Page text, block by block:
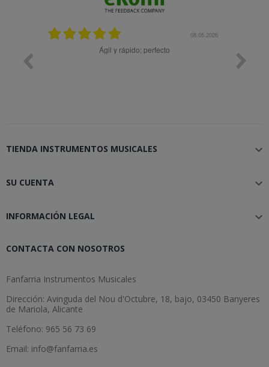
08.05.2026
Muy bien
TIENDA INSTRUMENTOS MUSICALES 
SU CUENTA 
INFORMACIÓN LEGAL 
CONTACTA CON NOSOTROS
Fanfarria Instrumentos Musicales
Dirección: Avinguda del Nou d'Octubre, 18, bajo, 03450 Banyeres
de Mariola, Alicante
Teléfono: 965 56 73 69
Email: info@fanfarria.es